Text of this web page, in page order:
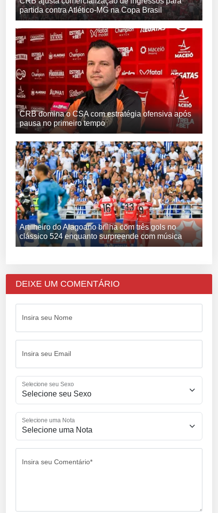
partida contra Atlético-MG na Copa Brasil
CRB domina o CSA com estratégia ofensiva após
pausa no primeiro tempo
Artilheiro do Alagoano brilha com três gols no
clássico 524 enquanto surpreende com música
DEIXE UM COMENTÁRIO
Insira seu Nome
Insira seu Email
Selecione seu Sexo
Selecione uma Nota
Insira seu Comentário*